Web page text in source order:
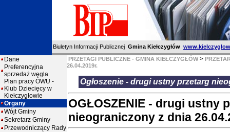
Biuletyn Informacji Publicznej Gmina Kiełczygłów
Dane
Preferencyjna
sprzedaż węgla
Plan pracy OWU -
Klub Dziecięcy w
Kiełczygłowie
Organy
Wójt Gminy
Sekretarz Gminy
Przewodniczący Rady
PRZETAGI PUBLICZNE - GMINA KIEŁCZYGŁÓW>
26.04.2019r.
Ogłoszenie - drugi ustny przetarg
OGŁOSZENIE - drugi ustny
nieograniczony z dnia